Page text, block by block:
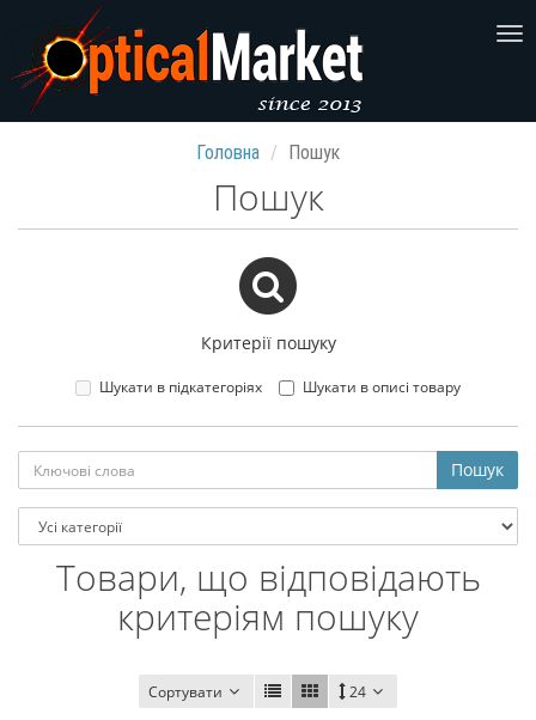
Головна Пошук
Пошук
Критерії пошуку
Шукати в підкатегоріях Шукати в описі товару
Товари, що відповідають
критеріям пошуку
Сортувати 24